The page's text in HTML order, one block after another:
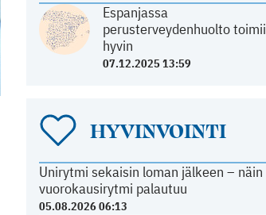
Espanjassa
perusterveydenhuolto toimii
hyvin
07.12.2025 13:59
HYVINVOINTI
Unirytmi sekaisin loman jälkeen – näin
vuorokausirytmi palautuu
05.08.2026 06:13